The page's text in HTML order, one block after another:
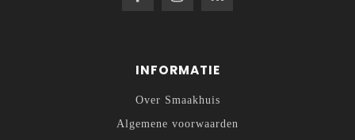
INFORMATIE
Over Smaakhuis
Algemene voorwaarden